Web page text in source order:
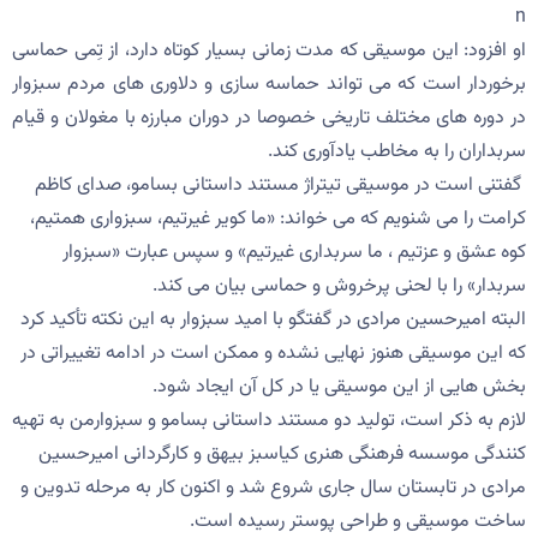
n
او افزود: این موسیقی که مدت زمانی بسیار کوتاه دارد، از تِمی حماسی
برخوردار است که می تواند حماسه سازی و دلاوری های مردم سبزوار
در دوره های مختلف تاریخی خصوصا در دوران مبارزه با مغولان و قیام
سربداران را به مخاطب یادآوری کند.
گفتنی است در موسیقی تیتراژ مستند داستانی بسامو، صدای کاظم
کرامت را می شنویم که می خواند: «ما کویر غیرتیم، سبزواری همتیم،
کوه عشق و عزتیم ، ما سربداری غیرتیم» و سپس عبارت «سبزوار
سربدار» را با لحنی پرخروش و حماسی بیان می کند.
البته امیرحسین مرادی در گفتگو با امید سبزوار به این نکته تأکید کرد
که این موسیقی هنوز نهایی نشده و ممکن است در ادامه تغییراتی در
بخش هایی از این موسیقی یا در کل آن ایجاد شود.
لازم به ذکر است، تولید دو مستند داستانی بسامو و سبزوارمن به تهیه
کنندگی موسسه فرهنگی هنری کیاسبز بیهق و کارگردانی امیرحسین
مرادی در تابستان سال جاری شروع شد و اکنون کار به مرحله تدوین و
ساخت موسیقی و طراحی پوستر رسیده است.